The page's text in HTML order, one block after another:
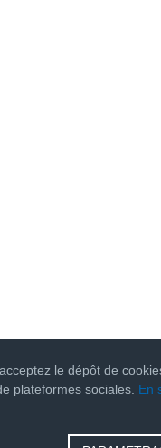
le dépôt de
plateformes sociales. En